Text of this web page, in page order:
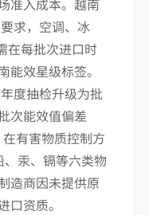
求，空调、冰
在每批次进口时
效星级标签。
度抽检升级为批
次能效值偏差
有害物质控制方
汞、镉等六类物
造商因未提供原
资质。